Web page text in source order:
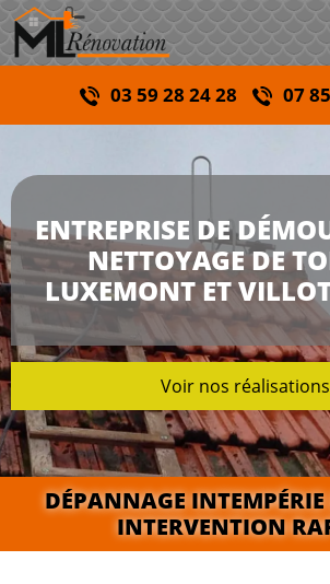
03 59 28 24 28 07
ENTREPRISE DE
NETTOYAGE DE
LUXEMONT ET
Voir nos réalisations
DÉPANNAGE
INTERVENTION